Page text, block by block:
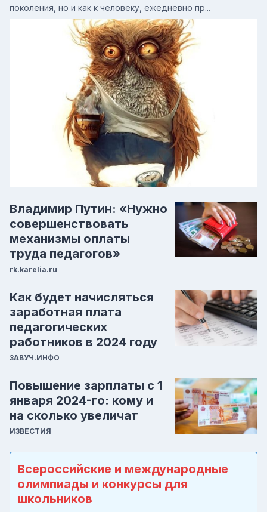
поколения, но и как к человеку, ежедневно пр...
Владимир Путин: «Нужно
совершенствовать
механизмы оплаты
труда педагогов»
rk.karelia.ru
Как будет начисляться
заработная плата
педагогических
работников в 2024 году
ЗАВУЧ.ИНФО
Повышение зарплаты с 1
января 2024-го: кому и
на сколько увеличат
ИЗВЕСТИЯ
Всероссийские и международные
олимпиады и конкурсы для
школьников